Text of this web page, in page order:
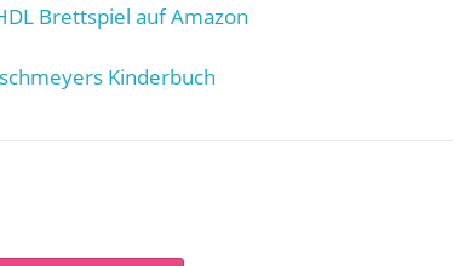
Brettspiel auf Amazon
Kinderbuch